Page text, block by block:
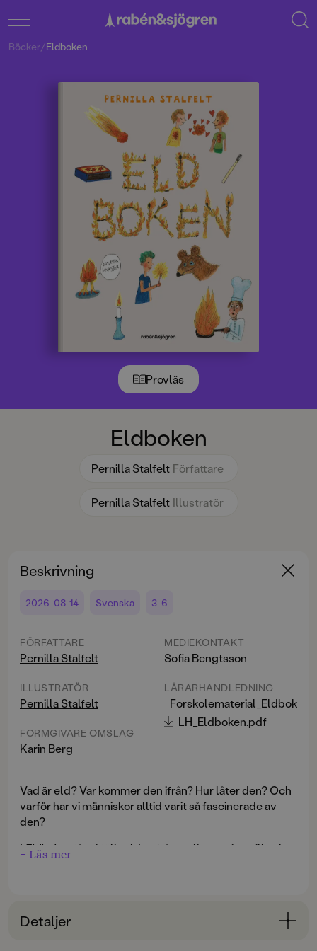
Provläs
Eldboken
Pernilla Stalfelt Författare
Pernilla Stalfelt Illustratör
Böcker/Eldboken
Beskrivning
2026-08-14 Svenska 3-6
FÖRFATTARE
Pernilla Stalfelt
ILLUSTRATÖR
Pernilla Stalfelt
FORMGIVARE OMSLAG
Karin Berg
MEDIEKONTAKT
Sofia Bengtsson
LÄRARHANDLEDNING
LH_Eldboken.pdf
Vad är eld? Var kommer den ifrån? Hur låter den? Och
varför har vi människor alltid varit så fascinerade av
den?
IEldboken
får vi följa elden från en liten gnista till solen.
men också varför vi måste vara försiktiga med eldens
lågor.
Med mycket humor och lekfulla fakta förklaras allt
+ Läs mer
Detaljer